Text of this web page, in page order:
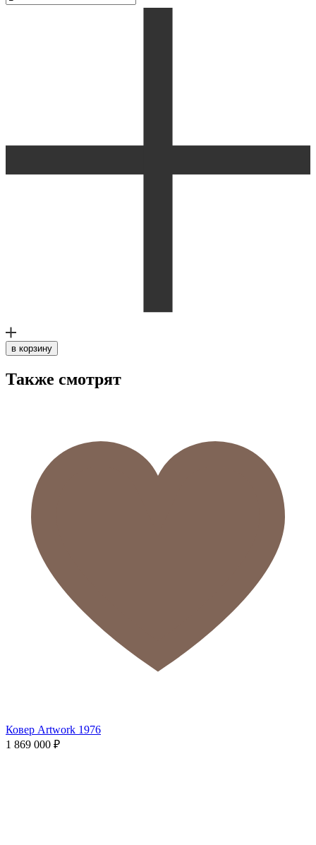
в корзину
Также смотрят
Ковер Artwork 1976
1 869 000 ₽